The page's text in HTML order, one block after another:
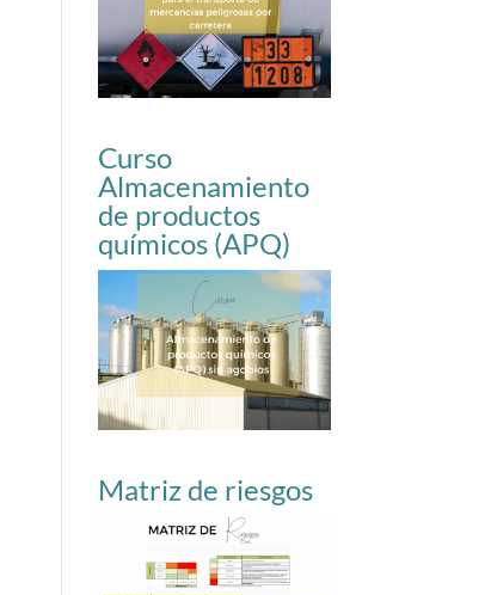
Curso
Almacenamiento
de productos
químicos (APQ)
Matriz de riesgos